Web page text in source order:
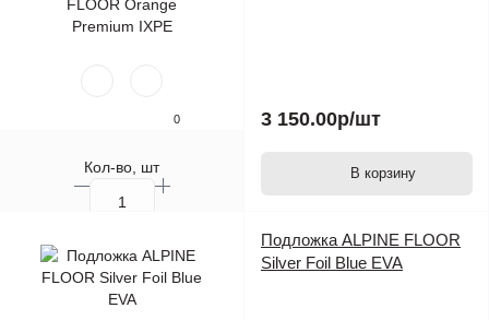
0
Кол-во, шт
3 150.00р/шт
В корзину
Подложка ALPINE FLOOR
Silver Foil Blue EVA